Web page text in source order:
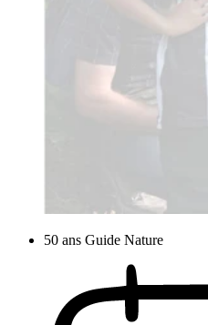
50 ans Guide Nature